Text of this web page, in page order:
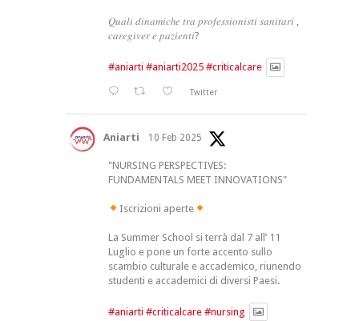
𝑄𝑢𝑎𝑙𝑖 𝑑𝑖𝑛𝑎𝑚𝑖𝑐ℎ𝑒 𝑡𝑟𝑎 𝑝𝑟𝑜𝑓𝑒𝑠𝑠𝑖𝑜𝑛𝑖𝑠𝑡𝑖 𝑠𝑎𝑛𝑖𝑡𝑎𝑟𝑖 ,
𝑐𝑎𝑟𝑒𝑔𝑖𝑣𝑒𝑟 𝑒 𝑝𝑎𝑧𝑖𝑒𝑛𝑡𝑖?
#aniarti #aniarti2025 #criticalcare
Twitter
Aniarti 10 Feb 2025
"NURSING PERSPECTIVES:
FUNDAMENTALS MEET INNOVATIONS"
Iscrizioni aperte
La Summer School si terrà dal 7 all’ 11
Luglio e pone un forte accento sullo
scambio culturale e accademico, riunendo
studenti e accademici di diversi Paesi.
#aniarti #criticalcare #nursing